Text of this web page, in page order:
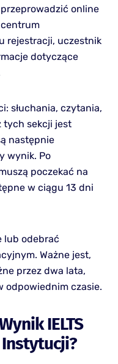
online
rejestracji, uczestnik
dotyczące
słuchania, czytania,
tych sekcji jest
następnie
wynik. Po
poczekać na
w ciągu 13 dni
lub odebrać
Ważne jest,
przez dwa lata,
odpowiednim czasie.
IELTS